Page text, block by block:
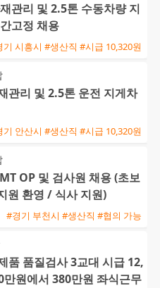
관리 및 2.5톤 수동차량 지
고정 채용
기 시흥시 #생산직 #시급 10,320원
관리 및 2.5톤 운전 지게차
기 안산시 #생산직 #시급 10,320원
OP 및 검사원 채용 (초보
원 환영 / 식사 지원)
#경기 부천시 #생산직 #협의 가능
품 품질검사 3교대 시급 12,
만원에서 380만원 좌식근무